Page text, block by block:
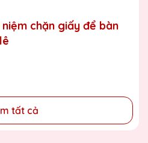
đến những cá nhân, tổ chức
doanh nghiệp, cho cộng
niệm chặn giấy để bàn
tất cả